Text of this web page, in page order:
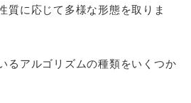
質に応じて多様な形態を取りま
るアルゴリズムの種類をいくつか